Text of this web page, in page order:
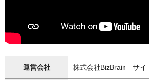
運営会社 株式会社BizBrain サイ